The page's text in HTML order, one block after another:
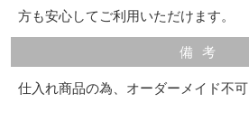
方も安心してご利用いただけます。
備考
仕入れ商品の為、オーダーメイド不可